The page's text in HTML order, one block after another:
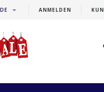
ANMELDEN
DE